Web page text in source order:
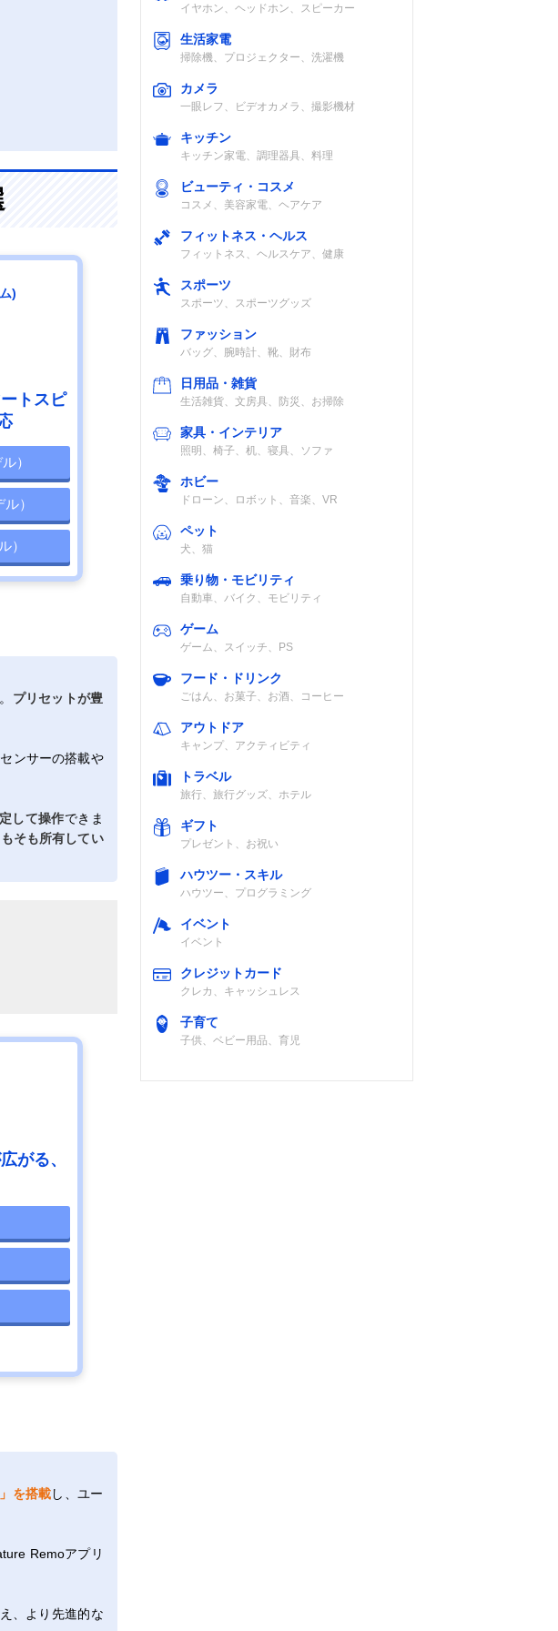
)
トスピ
）
）
）
プリセットが豊
ンサーの搭載や
して操作できま
そも所有してい
がる、
を搭載し、ユー
Remoアプリ
、より先進的な
イヤホン、ヘッドホン、スピーカー
生活家電
掃除機、プロジェクター、洗濯機
カメラ
一眼レフ、ビデオカメラ、撮影機材
キッチン
キッチン家電、調理器具、料理
ビューティ・コスメ
コスメ、美容家電、ヘアケア
フィットネス・ヘルス
フィットネス、ヘルスケア、健康
スポーツ
スポーツ、スポーツグッズ
ファッション
バッグ、腕時計、靴、財布
日用品・雑貨
生活雑貨、文房具、防災、お掃除
家具・インテリア
照明、椅子、机、寝具、ソファ
ホビー
ドローン、ロボット、音楽、VR
ペット
犬、猫
乗り物・モビリティ
自動車、バイク、モビリティ
ゲーム
ゲーム、スイッチ、PS
フード・ドリンク
ごはん、お菓子、お酒、コーヒー
アウトドア
キャンプ、アクティビティ
トラベル
旅行、旅行グッズ、ホテル
ギフト
プレゼント、お祝い
ハウツー・スキル
ハウツー、プログラミング
イベント
イベント
クレジットカード
クレカ、キャッシュレス
子育て
子供、ベビー用品、育児